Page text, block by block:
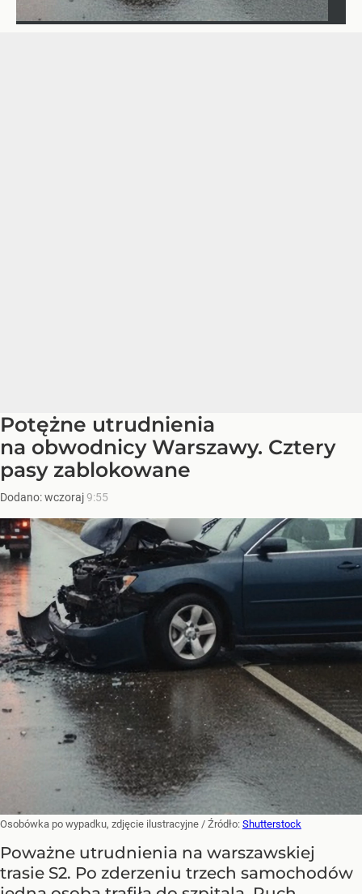
Potężne utrudnienia
na obwodnicy Warszawy. Cztery
pasy zablokowane
Dodano:wczoraj9:55
Osobówka po wypadku, zdjęcie ilustracyjne / Źródło: Shutterstock
Poważne utrudnienia na warszawskiej
trasie S2. Po zderzeniu trzech samochodów